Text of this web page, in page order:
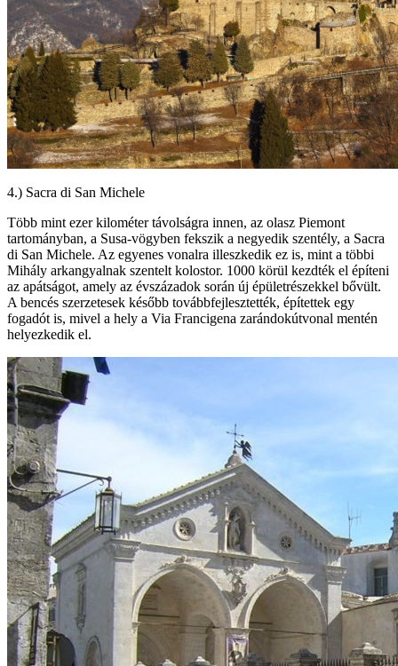
4.) Sacra di San Michele
Több mint ezer kilométer távolságra innen, az olasz Piemont
tartományban, a Susa-vögyben fekszik a negyedik szentély, a Sacra
di San Michele. Az egyenes vonalra illeszkedik ez is, mint a többi
Mihály arkangyalnak szentelt kolostor. 1000 körül kezdték el építeni
az apátságot, amely az évszázadok során új épületrészekkel bővült.
A bencés szerzetesek később továbbfejlesztették, építettek egy
fogadót is, mivel a hely a Via Francigena zarándokútvonal mentén
helyezkedik el.